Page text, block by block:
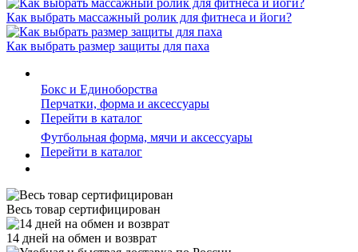
Как выбрать массажный ролик для фитнеса и йоги?
Как выбрать размер защиты для паха
Бокс и Единоборства
Перчатки, форма и аксессуары
Перейти в каталог
Футбольная форма, мячи и аксессуары
Перейти в каталог
Весь товар сертифицирован
14 дней на обмен и возврат